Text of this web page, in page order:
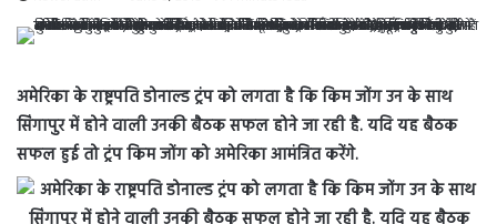
अमेरिका के राष्ट्रपति डोनाल्ड ट्रंप को लगता है कि किम जोंग उन के साथ
सिंगापुर में होने वाली उनकी बैठक सफल होने जा रही है. यदि यह बैठक
सफल हुई तो ट्रंप किम जोंग को अमेरिका आमंत्रित करेंगे.